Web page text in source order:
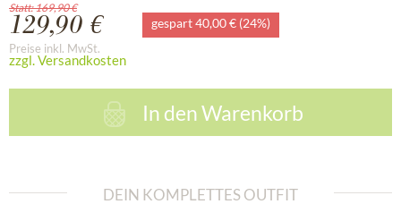
Statt: 169,90 €
129,90 € gespart 40,00 € (24%)
Preise inkl. MwSt.
zzgl. Versandkosten
In denWarenkorb
DEIN KOMPLETTES OUTFIT